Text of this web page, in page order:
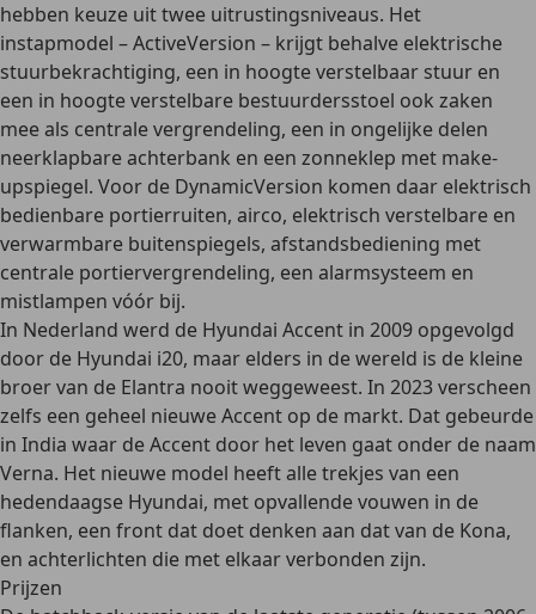
hebben keuze uittwee uitrustingsniveaus. Het
instapmodel – ActiveVersion – krijgt behalve elektrische
stuurbekrachtiging, een in hoogte verstelbaar stuur en
een in hoogte verstelbare bestuurdersstoel ook zaken
mee als centrale vergrendeling, een in ongelijke delen
neerklapbare achterbank en een zonneklep met make-
upspiegel. Voor de DynamicVersion komen daar elektrisch
bedienbare portierruiten, airco, elektrisch verstelbare en
verwarmbare buitenspiegels, afstandsbediening met
centrale portiervergrendeling, een alarmsysteem en
mistlampen vóór bij.
In Nederland werd de Hyundai Accent in 2009 opgevolgd
door de Hyundai i20, maar elders in de wereld is de kleine
broer van de Elantra nooit weggeweest. In 2023verscheen
zelfs een geheel nieuwe Accent op de markt. Dat gebeurde
in India waar de Accent door het leven gaat onder de naam
Verna. Het nieuwe model heeft alle trekjes van een
hedendaagse Hyundai, met opvallende vouwen in de
flanken, een front dat doet denken aan dat van de Kona,
en achterlichten die met elkaar verbonden zijn.
Prijzen